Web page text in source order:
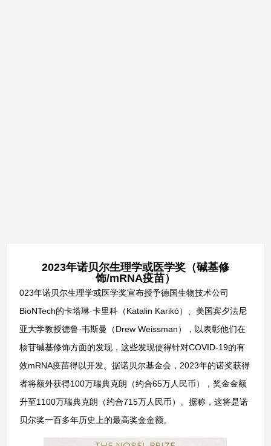
2023年诺贝尔生理学或医学奖（碱基修
饰/mRNA疫苗）
023年诺贝尔生理学或医学奖宣布授予德国生物技术公司
BioNTech的卡塔琳·卡里科（Katalin Karikó）、美国宾夕法尼
亚大学教授德鲁·韦斯曼（Drew Weissman），以表彰他们在
核苷碱基修饰方面的发现，这些发现使得针对COVID-19的有
效mRNA疫苗得以开发。据诺贝尔基金会，2023年的诺奖获得
者将额外获得100万瑞典克朗（约合65万人民币），奖金金额
升至1100万瑞典克朗（约合715万人民币）。据称，这将是诺
贝尔奖一百多年历史上的最高奖金金额。